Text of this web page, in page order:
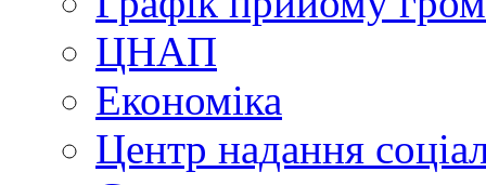
ЦНАП
Економіка
Центр надання